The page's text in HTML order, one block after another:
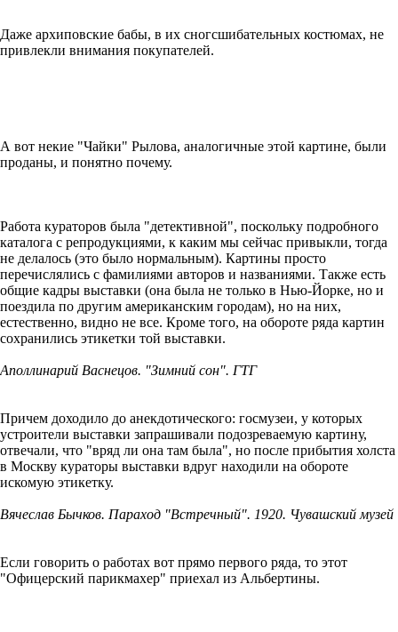
Даже архиповские бабы, в их сногсшибательных костюмах, не
привлекли внимания покупателей.
А вот некие "Чайки" Рылова, аналогичные этой картине, были
проданы, и понятно почему.
Работа кураторов была "детективной", поскольку подробного
каталога с репродукциями, к каким мы сейчас привыкли, тогда
не делалось (это было нормальным). Картины просто
перечислялись с фамилиями авторов и названиями. Также есть
общие кадры выставки (она была не только в Нью-Йорке, но и
поездила по другим американским городам), но на них,
естественно, видно не все. Кроме того, на обороте ряда картин
сохранились этикетки той выставки.
Аполлинарий Васнецов. "Зимний сон". ГТГ
Причем доходило до анекдотического: госмузеи, у которых
устроители выставки запрашивали подозреваемую картину,
отвечали, что "вряд ли она там была", но после прибытия холста
в Москву кураторы выставки вдруг находили на обороте
искомую этикетку.
Вячеслав Бычков. Параход "Встречный". 1920. Чувашский музей
Если говорить о работах вот прямо первого ряда, то этот
"Офицерский парикмахер" приехал из Альбертины.